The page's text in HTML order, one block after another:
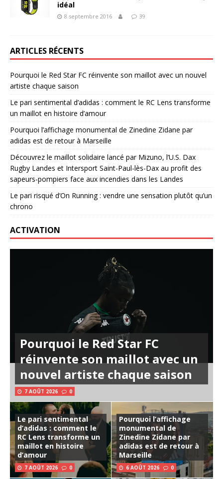
idéal
8 septembre 2016 39
ARTICLES RÉCENTS
Pourquoi le Red Star FC réinvente son maillot avec un nouvel
artiste chaque saison
Le pari sentimental d’adidas : comment le RC Lens transforme
un maillot en histoire d’amour
Pourquoi l’affichage monumental de Zinedine Zidane par
adidas est de retour à Marseille
Découvrez le maillot solidaire lancé par Mizuno, l’U.S. Dax
Rugby Landes et Intersport Saint-Paul-lès-Dax au profit des
sapeurs-pompiers face aux incendies dans les Landes
Le pari risqué d’On Running : vendre une sensation plutôt qu’un
chrono
ACTIVATION
Pourquoi le Red Star FC
réinvente son maillot avec un
nouvel artiste chaque saison
7 AOÛT 2026 0
Le pari sentimental
d’adidas : comment le
RC Lens transforme un
maillot en histoire
d’amour
7 AOÛT 2026 0
Pourquoi l’affichage
monumental de
Zinedine Zidane par
adidas est de retour à
Marseille
6 AOÛT 2026 0